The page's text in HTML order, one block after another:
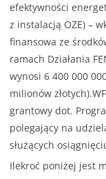
efektywności
z instalacją OZE) –
finansowa ze
ramach Działania
wynosi 6 400 000
milionów
grantowy dot.
polegający na
służących
Ilekroć poniżej jest